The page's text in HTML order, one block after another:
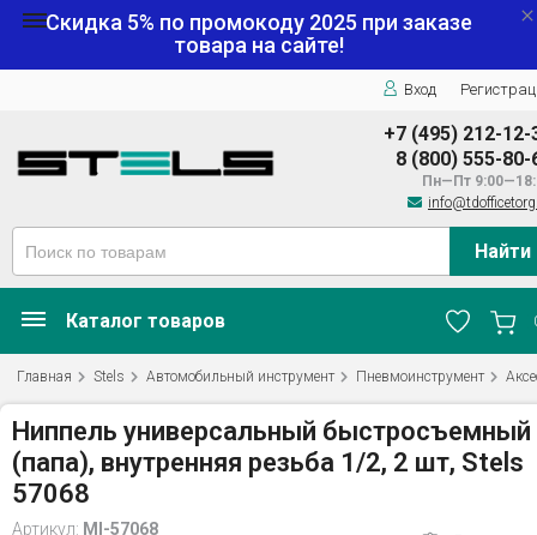
Скидка 5% по промокоду 2025 при заказе
товара на сайте!
Вход
+7 (495) 212-12-
8 (800) 555-80-
Пн—Пт
Найти
Каталог товаров
Главная Stels Автомобильный инструмент Пневмоинструмент
Ниппель универсальный быстросъемный
(папа), внутренняя резьба 1/2, 2 шт, Stels
57068
Артикул: MI-57068